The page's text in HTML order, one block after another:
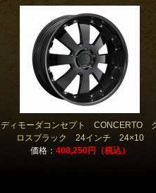
ディモーダコンセプト CONCERTO
ロスブラック 24インチ 24×10
価格： 408,250円（税込）